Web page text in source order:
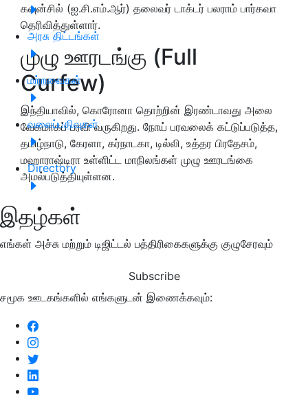
அரசு திட்டங்கள்
மற்றவைகள்
வலைப்பதிவுகள்
Directory
இதழ்கள்
எங்கள் அச்சு மற்றும் டிஜிட்டல் பத்திரிகைகளுக்கு குழுசேரவும்
Subscribe
சமூக ஊடகங்களில் எங்களுடன் இணைக்கவும்:
கவுன்சில் (ஐ.சி.எம்.ஆர்) தலைவர் டாக்டர் பலராம் பார்கவா
தெரிவித்துள்ளார்.
முழு ஊரடங்கு (Full
Curfew)
இந்தியாவில், கொரோனா தொற்றின் இரண்டாவது அலை
வேகமாகப் பரவி வருகிறது. நோய் பரவலைக் கட்டுப்படுத்த,
தமிழ்நாடு, கேரளா, கர்நாடகா, டில்லி, உத்தர பிரதேசம்,
மஹாராஷ்டிரா உள்ளிட்ட மாநிலங்கள் முழு ஊரடங்கை
அமல்படுத்தியுள்ளன.